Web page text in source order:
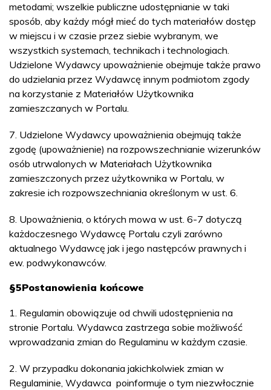
metodami; wszelkie publiczne udostępnianie w taki
sposób, aby każdy mógł mieć do tych materiałów dostęp
w miejscu i w czasie przez siebie wybranym, we
wszystkich systemach, technikach i technologiach.
Udzielone Wydawcy upoważnienie obejmuje także prawo
do udzielania przez Wydawcę innym podmiotom zgody
na korzystanie z Materiałów Użytkownika
zamieszczanych w Portalu.
7. Udzielone Wydawcy upoważnienia obejmują także
zgodę (upoważnienie) na rozpowszechnianie wizerunków
osób utrwalonych w Materiałach Użytkownika
zamieszczonych przez użytkownika w Portalu, w
zakresie ich rozpowszechniania określonym w ust. 6.
8. Upoważnienia, o których mowa w ust. 6-7 dotyczą
każdoczesnego Wydawcę Portalu czyli zarówno
aktualnego Wydawcę jak i jego następców prawnych i
ew. podwykonawców.
§5Postanowienia końcowe
1. Regulamin obowiązuje od chwili udostępnienia na
stronie Portalu. Wydawca zastrzega sobie możliwość
wprowadzania zmian do Regulaminu w każdym czasie.
2. W przypadku dokonania jakichkolwiek zmian w
Regulaminie, Wydawca poinformuje o tym niezwłocznie